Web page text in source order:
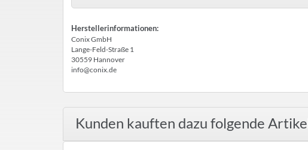
Herstellerinformationen:
Conix GmbH
Lange-Feld-Straße 1
30559 Hannover
info@conix.de
Kunden kauften dazu folgende